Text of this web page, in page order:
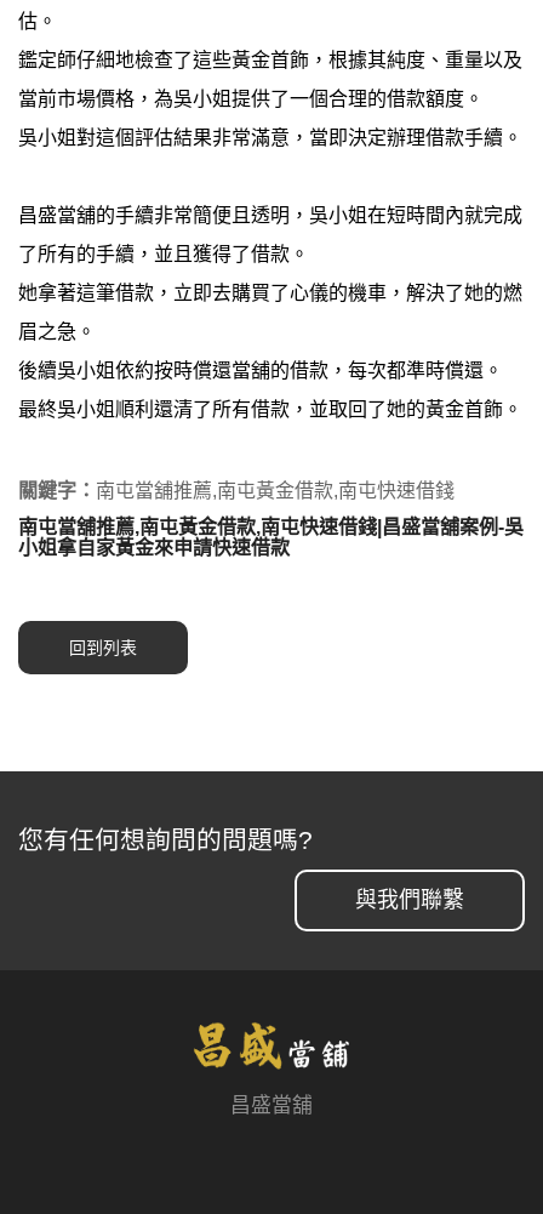
估。
鑑定師仔細地檢查了這些黃金首飾，根據其純度、重量以及
當前市場價格，為吳小姐提供了一個合理的借款額度。
吳小姐對這個評估結果非常滿意，當即決定辦理借款手續。
昌盛當舖的手續非常簡便且透明，吳小姐在短時間內就完成
了所有的手續，並且獲得了借款。
她拿著這筆借款，立即去購買了心儀的機車，解決了她的燃
眉之急。
後續吳小姐依約按時償還當舖的借款，每次都準時償還。
最終吳小姐順利還清了所有借款，並取回了她的黃金首飾。
關鍵字： 南屯當舖推薦,南屯黃金借款,南屯快速借錢
南屯當舖推薦,南屯黃金借款,南屯快速借錢|昌盛當舖案例-吳
小姐拿自家黃金來申請快速借款
回到列表
您有任何想詢問的問題嗎?
與我們聯繫
昌盛當舖